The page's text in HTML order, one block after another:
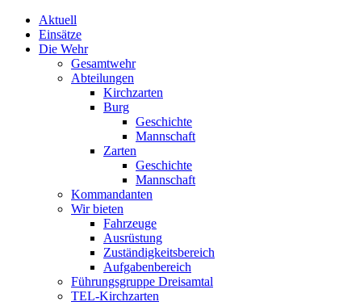
Aktuell
Einsätze
Die Wehr
Gesamtwehr
Abteilungen
Kirchzarten
Burg
Geschichte
Mannschaft
Zarten
Geschichte
Mannschaft
Kommandanten
Wir bieten
Fahrzeuge
Ausrüstung
Zuständigkeitsbereich
Aufgabenbereich
Führungsgruppe Dreisamtal
TEL-Kirchzarten